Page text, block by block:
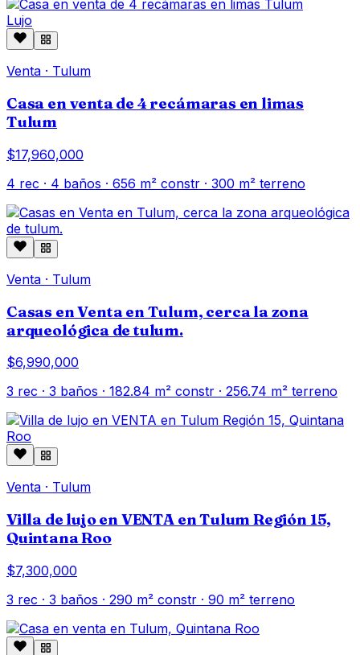
Lujo
Venta · Tulum
Casa en venta de 4 recámaras en limas
Tulum
$17,960,000
4 rec · 4 baños · 656 m² constr · 300 m² terreno
Venta · Tulum
Casas en Venta en Tulum, cerca la zona
arqueológica de tulum.
$6,990,000
3 rec · 3 baños · 182.84 m² constr · 256.74 m² terreno
Venta · Tulum
Villa de lujo en VENTA en Tulum Región 15,
Quintana Roo
$7,300,000
3 rec · 3 baños · 290 m² constr · 90 m² terreno